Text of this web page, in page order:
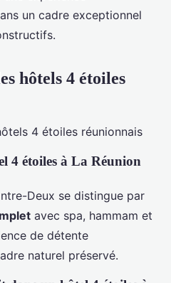
un cadre exceptionnel
hôtels 4 étoiles
4 étoiles à La Réunion
Deux se distingue par
avec spa, hammam et
de détente
naturel préservé.